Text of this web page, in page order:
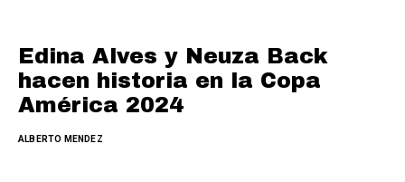
Edina Alves y Neuza Back
hacen historia en la Copa
América 2024
ALBERTO MENDEZ